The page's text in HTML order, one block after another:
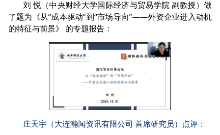
刘 悦（中央财经大学国际经济与贸易学院 副教授）做
了题为《从“成本驱动”到“市场导向”——外资企业进入动机
的特征与前景》 的专题报告：
庄天宇（大连瀚闻资讯有限公司 首席研究员）点评：